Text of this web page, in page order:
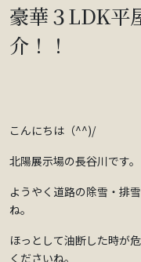
豪華３LDK平
介！！
こんにちは（^^)/
北陽展示場の長谷川です。
ようやく道路の除雪・排
ね。
ほっとして油断した時が
くださいね。